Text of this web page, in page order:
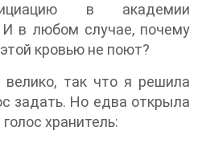
в академии
И в любом случае, почему
кровью не поют?
так что я решила
задать. Но едва открыла
хранитель: